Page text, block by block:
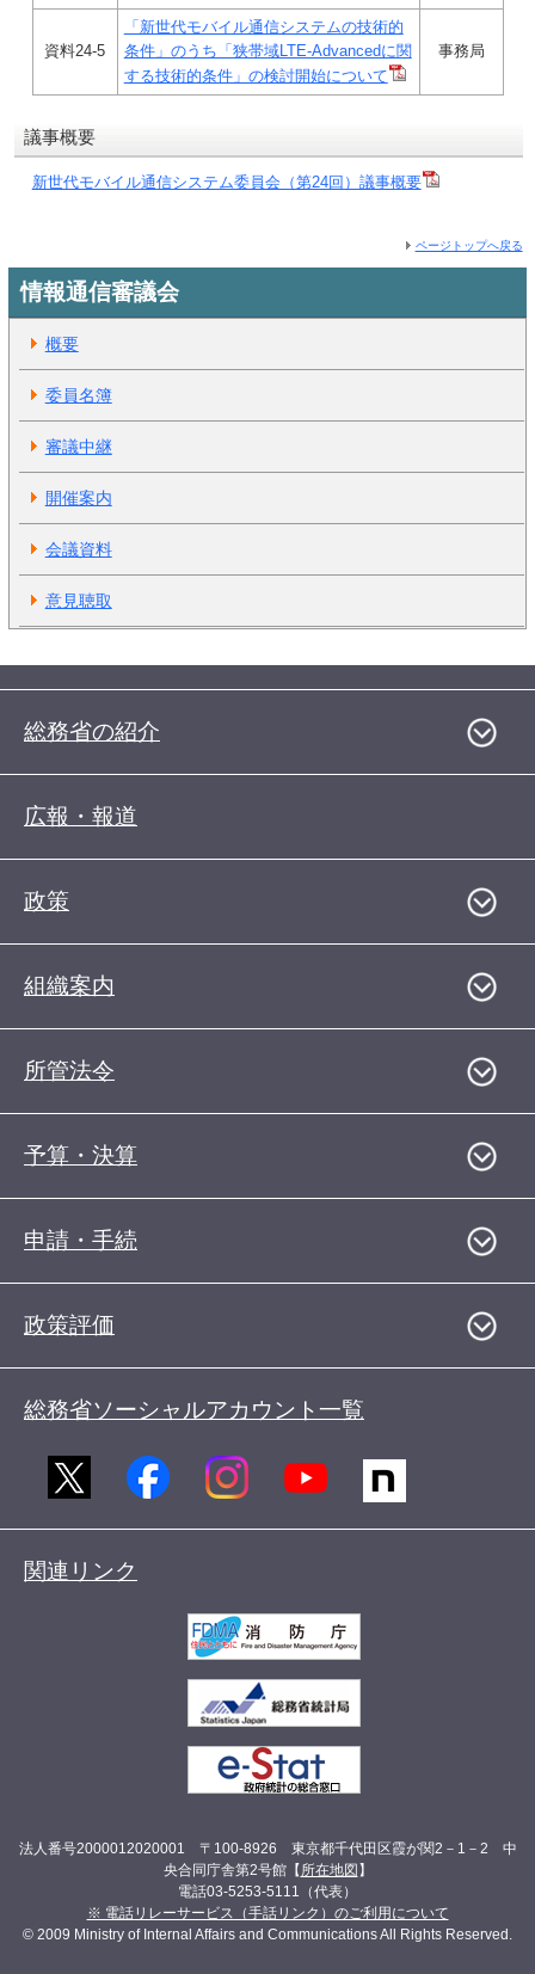
資料24-5
「新世代モバイル通信システムの技術的
条件」のうち「狭帯域LTE-Advancedに関
する技術的条件」の検討開始について
事務局
議事概要
新世代モバイル通信システム委員会（第24回）議事概要
ページトップへ戻る
情報通信審議会
概要
委員名簿
審議中継
開催案内
会議資料
意見聴取
総務省の紹介
広報・報道
政策
組織案内
所管法令
予算・決算
申請・手続
政策評価
総務省ソーシャルアカウント一覧
関連リンク
法人番号2000012020001 〒100-8926 東京都千代田区霞が関2－1－2 中
央合同庁舎第2号館【 所在地図 】
電話03-5253-5111（代表）
※ 電話リレーサービス（手話リンク）のご利用について
© 2009 Ministry of Internal Affairs and Communications All Rights Reserved.